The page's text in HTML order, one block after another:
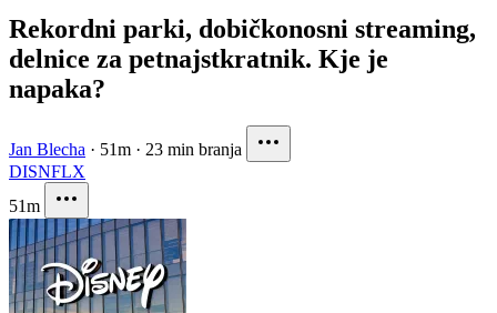
Rekordni parki, dobičkonosni streaming,
delnice za petnajstkratnik. Kje je
napaka?
Jan Blecha · 51m · 23 min branja
DISNFLX
51m